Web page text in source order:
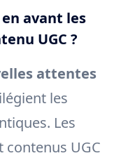
avant les
UGC ?
attentes
les
Les
UGC